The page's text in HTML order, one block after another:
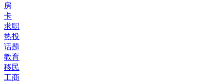
房
卡
求职
热投
话题
教育
移民
工商